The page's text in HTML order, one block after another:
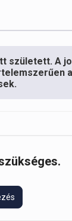
született. A